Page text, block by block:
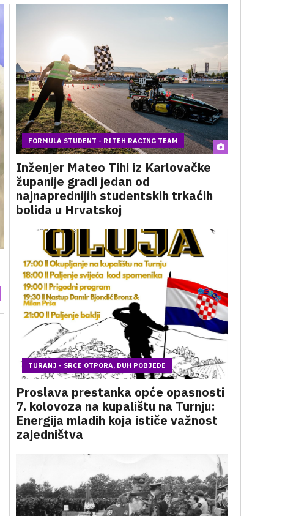
FORMULA STUDENT - RITEH RACING TEAM
Inženjer Mateo Tihi iz Karlovačke
županije gradi jedan od
najnaprednijih studentskih trkaćih
bolida u Hrvatskoj
TURANJ - SRCE OTPORA, DUH POBJEDE
Proslava prestanka opće opasnosti
7. kolovoza na kupalištu na Turnju:
Energija mladih koja ističe važnost
zajedništva